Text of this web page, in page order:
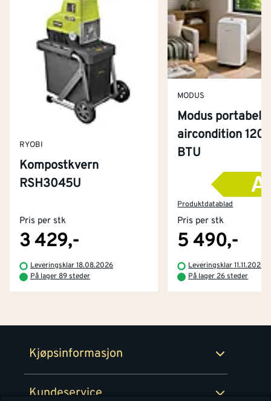
RYOBI
Kompostkvern
RSH3045U
Pris per stk
3 429,-
Leveringsklar 18.08.2026
På lager 89 steder
MODUS
Modus portabel
aircondition
BTU
Produktdatablad
Pris per stk
5 490,-
Leveringsklar 11.11.2026
På lager 26 steder
Kjøpsinformasjon
Kjøpsbetingelser
Retur- og angrerettsskjema
Kundeservice
Tjenester
Montér Klubb
Byggevarehus og åpningstider
Prismatch
Personvern